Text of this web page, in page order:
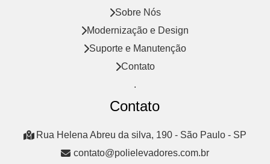
Sobre Nós
Modernização e Design
Suporte e Manutenção
Contato
.
Contato
Rua Helena Abreu da silva, 190 - São Paulo - SP
contato@polielevadores.com.br